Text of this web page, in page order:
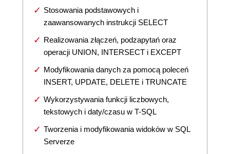
Stosowania podstawowych i
zaawansowanych instrukcji SELECT
Realizowania złączeń, podzapytań oraz
operacji UNION, INTERSECT i EXCEPT
Modyfikowania danych za pomocą poleceń
INSERT, UPDATE, DELETE i TRUNCATE
Wykorzystywania funkcji liczbowych,
tekstowych i daty/czasu w T-SQL
Tworzenia i modyfikowania widoków w SQL
Serverze